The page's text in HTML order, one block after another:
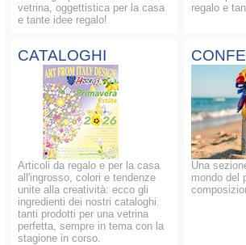
vetrina, oggettistica per la casa
e tante idee regalo!
regalo e
CATALOGHI
Articoli da regalo e per la casa
all'ingrosso, colori e tendenze
unite alla creatività: ecco gli
ingredienti dei nostri cataloghi.
tanti prodotti per una vetrina
perfetta, sempre in tema con la
stagione in corso.
Una
mondo del